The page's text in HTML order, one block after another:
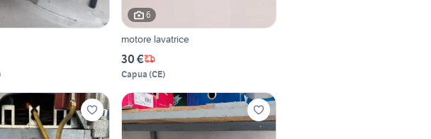
6
motore lavatrice
30 €
Capua (CE)